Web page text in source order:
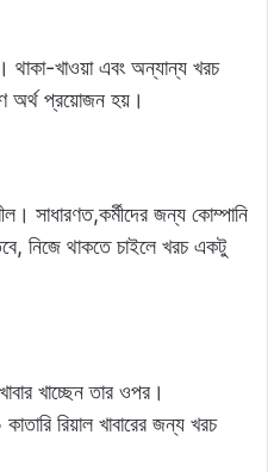
থাকা-খাওয়া এবং অন্যান্য খরচ
অর্থ প্রয়োজন হয়।
সাধারণত,কর্মীদের জন্য কোম্পানি
নিজে থাকতে চাইলে খরচ একটু
খাচ্ছেন তার ওপর।
রিয়াল খাবারের জন্য খরচ